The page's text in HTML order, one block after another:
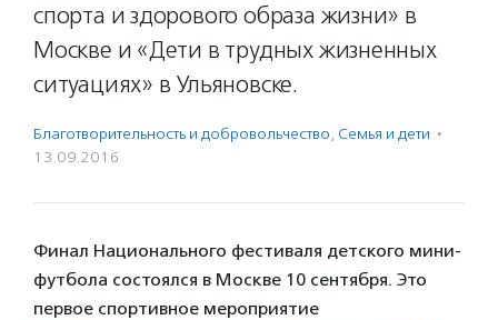
спорта и здорового образа жизни» в
Москве и «Дети в трудных жизненных
ситуациях» в Ульяновске.
Благотвори­тель­ность и доброволь­чест­во, Семья и дети ·
13.09.2016
Финал Национального фестиваля детского мини-
футбола состоялся в Москве 10 сентября. Это
первое спортивное мероприятие